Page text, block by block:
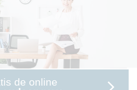
de online